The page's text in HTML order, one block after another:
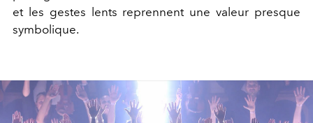
et les gestes lents reprennent une valeur presque
symbolique.